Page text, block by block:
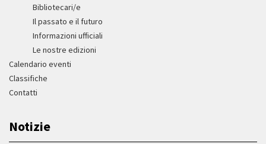
Bibliotecari/e
Il passato e il futuro
Informazioni ufficiali
Le nostre edizioni
Calendario eventi
Classifiche
Contatti
Notizie